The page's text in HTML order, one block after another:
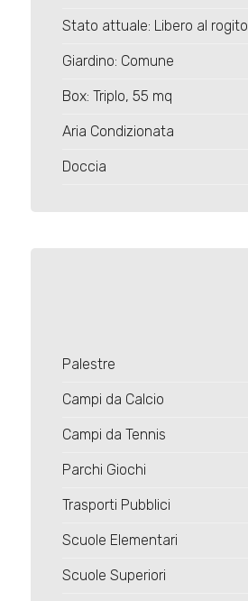
Stato attuale: Libero al rogito
Giardino: Comune
Box: Triplo, 55 mq
Aria Condizionata
Doccia
Palestre
Campi da Calcio
Campi da Tennis
Parchi Giochi
Trasporti Pubblici
Scuole Elementari
Scuole Superiori